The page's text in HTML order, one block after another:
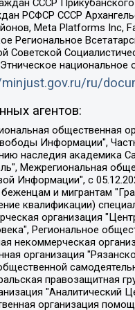
СССР
РСФСР СССР
Meta Platforms Inc,
Региональное
Советской
ru/
агентов:
Автономная некоммерческая организация "Институт прав человека", Городская общественная организация "Екатеринбургское общество "МЕМОРИАЛ", Городская общественная организация "Рязанское историко-просветительское и правозащитное общество "Мемориал" (Рязанский Мемориал), Челябинский региональный орган общественной самодеятельности – женское общественное объединение "Женщины Евразии", Челябинский региональный орган общественной самодеятельности "Уральская правозащитная группа", Фонд содействия защите здоровья и социальной справедливости имени Андрея Рылькова, Автономная Некоммерческая Организация "Аналитический Центр Юрия Левады", Автономная некоммерческая организация социальной поддержки населения "Проект Апрель", Региональная общественная организация помощи женщинам и детям, находящимся в кризисной ситуации "Информационно-методический центр "Анна", Фонд содействия развитию массовых коммуникаций и правовому просвещению "Так-так-Так", Фонд содействия устойчивому развитию "Серебряная тайга", Свердловский региональный общественный фонд социальных проектов "Новое время", "Idel.Реалии", Кавказ.Реалии, Крым.Реалии, Телеканал Настоящее Время, Татаро-башкирская служба Радио Свобода (Azatliq Radiosi), Радио Свободная Европа/Радио Свобода (PCE/PC), "Сибирь.Реалии", "Фактограф", Благотворительный фонд помощи осужденным и их семьям, Автономная некоммерческая организация "Институт глобализации и социальных движений", Фонд "В защиту прав заключенных", Частное учреждение "Центр поддержки и содействия развитию средств